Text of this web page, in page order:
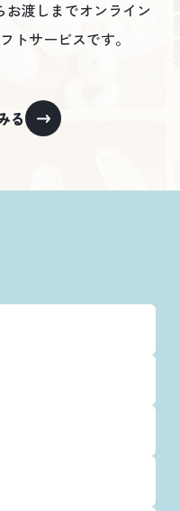
お渡しまでオンライン
トサービスです。
る